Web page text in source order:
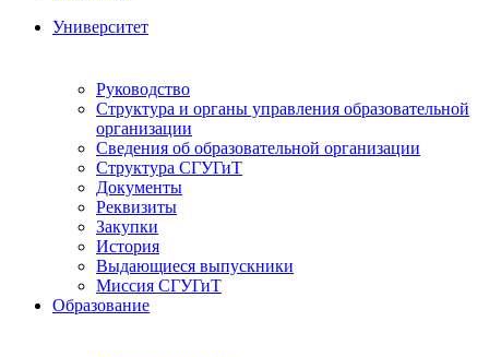
Университет
Руководство
Структура и органы управления образовательной
организации
Сведения об образовательной организации
Структура СГУГиТ
Документы
Реквизиты
Закупки
История
Выдающиеся выпускники
Миссия СГУГиТ
Образование